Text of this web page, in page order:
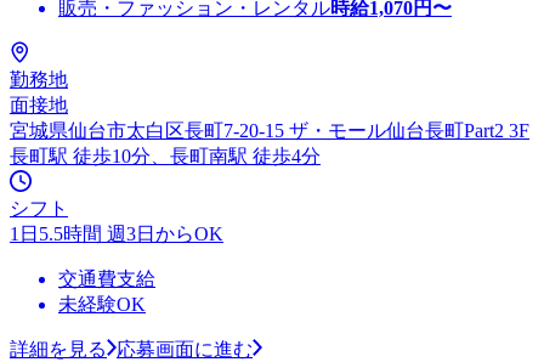
販売・ファッション・レンタル時給1,070円〜
勤務地
面接地
宮城県仙台市太白区長町7-20-15 ザ・モール仙台長町Part2 3F
長町駅 徒歩10分、長町南駅 徒歩4分
シフト
1日5.5時間 週3日からOK
交通費支給
未経験OK
詳細を見る
応募画面に進む